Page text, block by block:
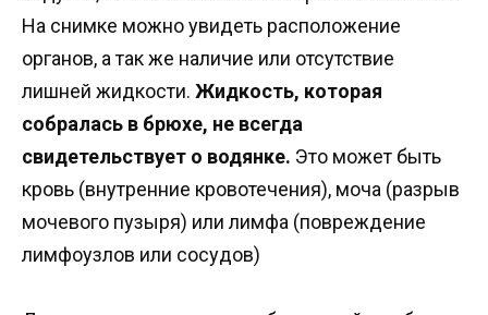
На снимке можно увидеть расположение
органов, а так же наличие или отсутствие
лишней жидкости. Жидкость, которая
собралась в брюхе, не всегда
свидетельствует о водянке. Это может быть
кровь (внутренние кровотечения), моча (разрыв
мочевого пузыря) или лимфа (повреждение
лимфоузлов или сосудов)